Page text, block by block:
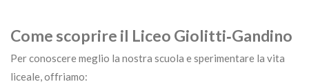
Come scoprire il Liceo Giolitti‑Gandino
Per conoscere meglio la nostra scuola e sperimentare la vita
liceale, offriamo: